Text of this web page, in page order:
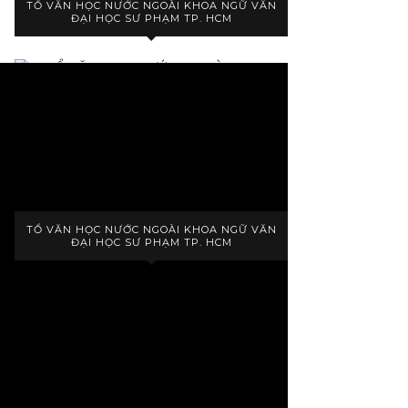
TỔ VĂN HỌC NƯỚC NGOÀI KHOA NGỮ VĂN
ĐẠI HỌC SƯ PHẠM TP. HCM
TỔ VĂN HỌC NƯỚC NGOÀI KHOA NGỮ VĂN
ĐẠI HỌC SƯ PHẠM TP. HCM